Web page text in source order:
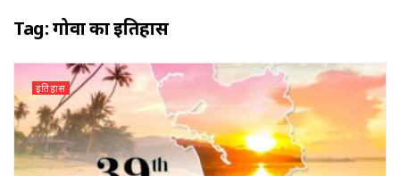
Tag:गोवा का इतिहास
इतिहास